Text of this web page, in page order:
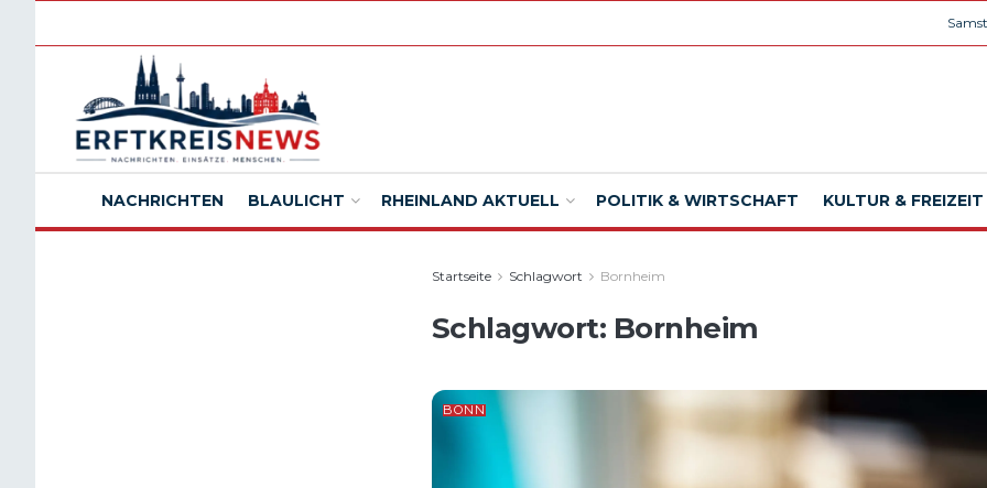
NACHRICHTEN BLAULICHT RHEINLAND AKTUELL POLITIK & WIRTSCHAFT KULTUR & FREIZEIT
Startseite Schlagwort Bornheim
Schlagwort: Bornheim
BONN